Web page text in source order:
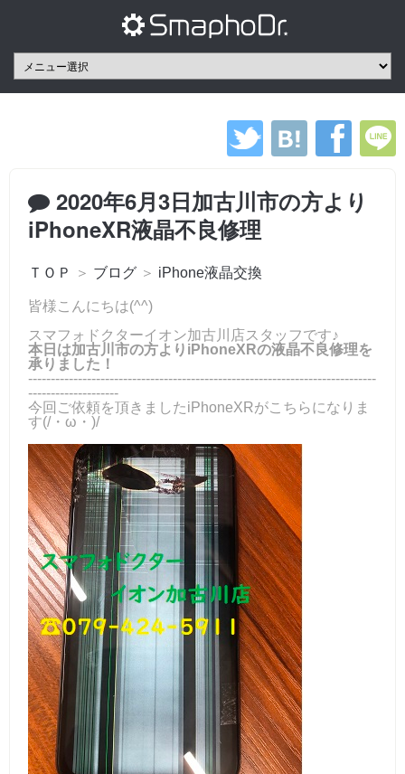
2020年6月3日加古川市の方より
iPhoneXR液晶不良修理
ＴＯＰ ＞ ブログ ＞ iPhone液晶交換
皆様こんにちは(^^)
スマフォドクターイオン加古川店スタッフです♪
本日は加古川市の方よりiPhoneXRの液晶不良修理を
承りました！
-----------------------------------------------------------------------------
--------------------
今回ご依頼を頂きましたiPhoneXRがこちらになりま
す(/・ω・)/